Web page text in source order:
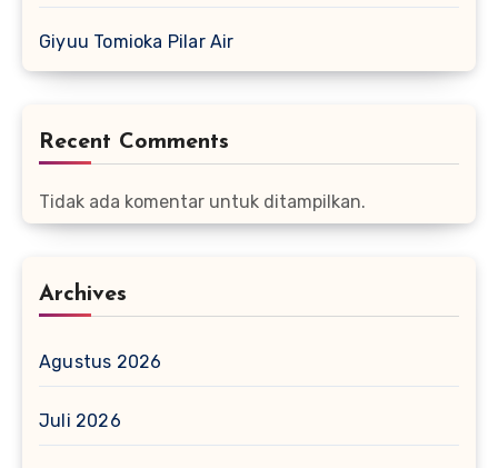
Giyuu Tomioka Pilar Air
Recent Comments
Tidak ada komentar untuk ditampilkan.
Archives
Agustus 2026
Juli 2026